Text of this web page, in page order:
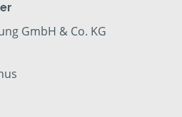
GmbH & Co. KG